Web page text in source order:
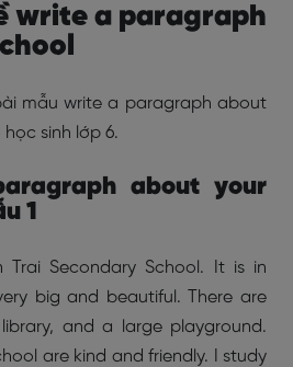
write a paragraph
mẫuwrite a paragraph about
sinh lớp 6.
about your
1
Trai Secondary School. It is in
big and beautiful. There are
and a large playground.
are kind and friendly. I study